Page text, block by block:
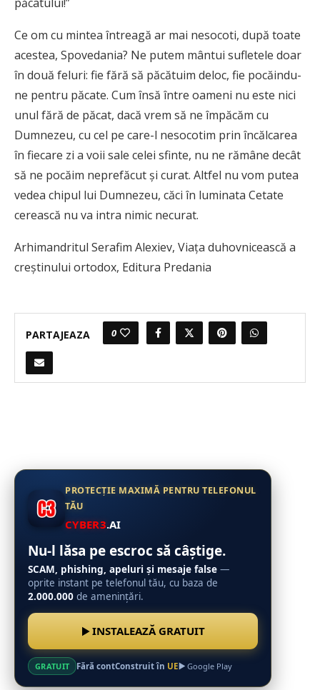
Ce om cu mintea întreagă ar mai nesocoti, după toate
acestea, Spovedania? Ne putem mântui sufletele doar
în două feluri: fie fără să păcătuim deloc, fie pocăindu-
ne pentru păcate. Cum însă între oameni nu este nici
unul fără de păcat, dacă vrem să ne împăcăm cu
Dumnezeu, cu cel pe care-l nesocotim prin încălcarea
în fiecare zi a voii sale celei sfinte, nu ne rămâne decât
să ne pocăim neprefăcut și curat. Altfel nu vom putea
vedea chipul lui Dumnezeu, căci în luminata Cetate
cerească nu va intra nimic necurat.
Arhimandritul Serafim Alexiev, Viața duhovnicească a
creștinului ortodox, Editura Predania
PARTAJEAZA 0
PROTECȚIE MAXIMĂ PENTRU TELEFONUL
TĂU
CYBER3.AI
Nu-l lăsa pe escroc să câștige.
SCAM, phishing, apeluri și mesaje false —
oprite instant pe telefonul tău, cu baza de
2.000.000 de amenințări.
INSTALEAZĂ GRATUIT
GRATUIT Fără contConstruit în UE Google Play